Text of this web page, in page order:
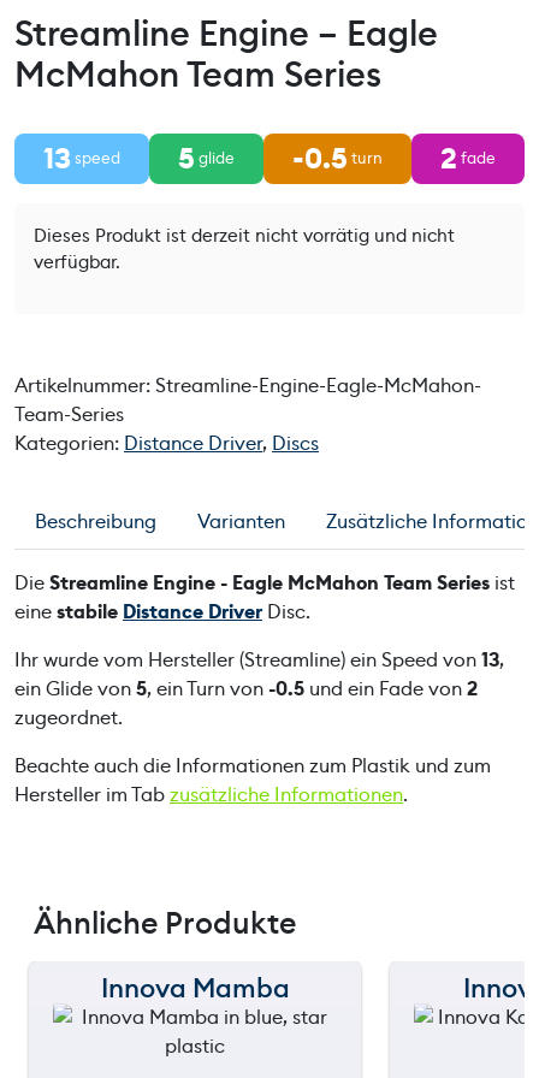
Streamline Engine – Eagle
McMahon Team Series
13 speed 5 glide -0.5 turn 2 fade
Dieses Produkt ist derzeit nicht vorrätig und nicht
verfügbar.
Artikelnummer:Streamline-Engine-Eagle-McMahon-
Team-Series
Kategorien: Distance Driver, Discs
Beschreibung Varianten Zusätzliche
DieStreamline Engine - Eagle McMahon Team Series ist
einestabile Distance DriverDisc.
Ihr wurde vom Hersteller (Streamline) ein Speed von13,
ein Glide von5, ein Turn von-0.5 und ein Fade von2
zugeordnet.
Beachte auch die Informationen zum Plastik und zum
Hersteller im Tabzusätzliche Informationen.
Ähnliche Produkte
150 m
Innova Mamba 150 m